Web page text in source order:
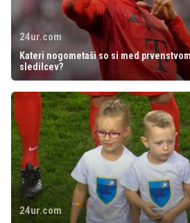
24ur.com
Kateri nogometaši so si med
sledilcev?
24ur.com